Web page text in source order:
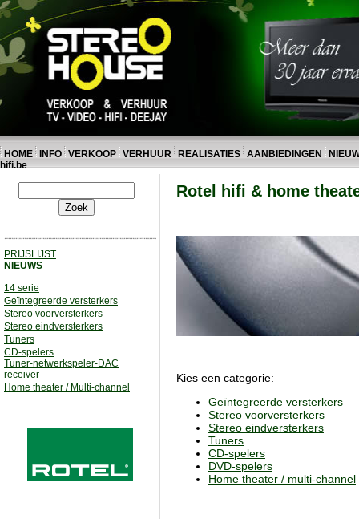
HOME INFO VERKOOP VERHUUR REALISATIES AANBIEDINGEN
hifi.be
PRIJSLIJST
NIEUWS
14 serie
Geïntegreerde versterkers
Stereo voorversterkers
Stereo eindversterkers
Tuners
CD-spelers
Tuner-netwerkspeler-DAC
receiver
Home theater / Multi-channel
Rotel hifi & home
Kies een categorie:
Geïntegreerde versterkers
Stereo voorversterkers
Stereo eindversterkers
Tuners
CD-spelers
DVD-spelers
Home theater / multi-channel